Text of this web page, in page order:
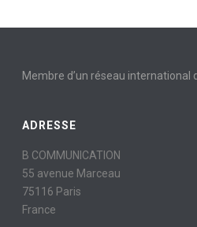
Membre d’un réseau international
ADRESSE
B COMMUNICATION
55 avenue Marceau
75116 Paris
France